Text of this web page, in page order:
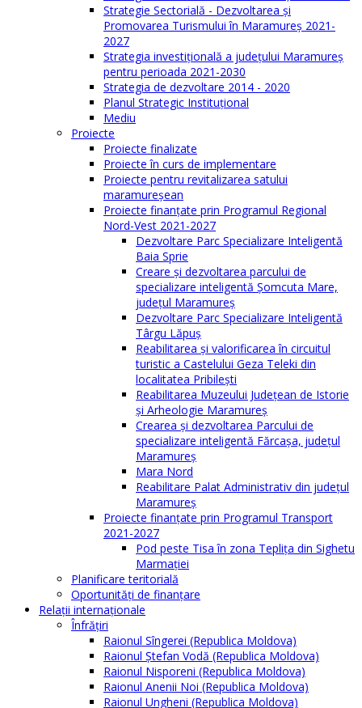
Strategie Sectorială - Dezvoltarea și
Promovarea Turismului în Maramureș 2021-
2027
Strategia investiţională a județului Maramureș
pentru perioada 2021-2030
Strategia de dezvoltare 2014 - 2020
Planul Strategic Instituţional
Mediu
Proiecte
Proiecte finalizate
Proiecte în curs de implementare
Proiecte pentru revitalizarea satului
maramureşean
Proiecte finanțate prin Programul Regional
Nord-Vest 2021-2027
Dezvoltare Parc Specializare Inteligentă
Baia Sprie
Creare și dezvoltarea parcului de
specializare inteligentă Șomcuta Mare,
județul Maramureș
Dezvoltare Parc Specializare Inteligentă
Târgu Lăpuș
Reabilitarea și valorificarea în circuitul
turistic a Castelului Geza Teleki din
localitatea Pribilești
Reabilitarea Muzeului Județean de Istorie
și Arheologie Maramureș
Crearea și dezvoltarea Parcului de
specializare inteligentă Fărcașa, județul
Maramureș
Mara Nord
Reabilitare Palat Administrativ din județul
Maramureș
Proiecte finanțate prin Programul Transport
2021-2027
Pod peste Tisa în zona Teplița din Sighetu
Marmației
Planificare teritorială
Oportunităţi de finanţare
Relaţii internaţionale
Înfrăţiri
Raionul Sîngerei (Republica Moldova)
Raionul Ștefan Vodă (Republica Moldova)
Raionul Nisporeni (Republica Moldova)
Raionul Anenii Noi (Republica Moldova)
Raionul Ungheni (Republica Moldova)